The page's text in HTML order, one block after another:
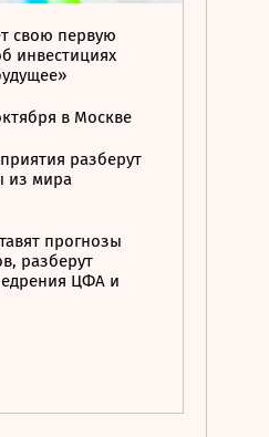
свою первую
инвестициях
в Москве
разберут
из мира
прогнозы
разберут
ЦФА и